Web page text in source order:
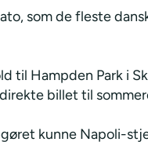
som de fleste
til Hampden Park i
billet til
kunne Napoli-